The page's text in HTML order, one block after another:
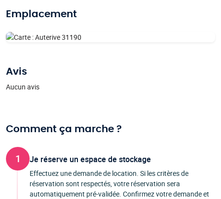
Emplacement
Avis
Aucun avis
Comment ça marche ?
1 Je réserve un espace de stockage
Effectuez une demande de location. Si les critères de
réservation sont respectés, votre réservation sera
automatiquement pré-validée. Confirmez votre demande et